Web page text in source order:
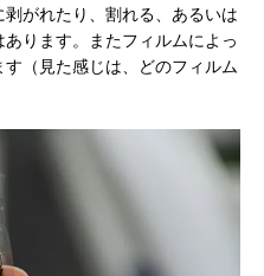
がれたり、割れる、あるいは
ります。またフィルムによっ
（見た感じは、どのフィルム